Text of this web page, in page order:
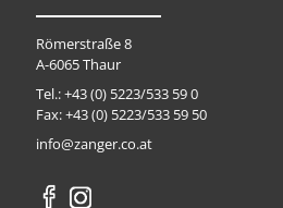
Römerstraße 8
A-6065 Thaur
Tel.: +43 (0) 5223/533 59 0
Fax: +43 (0) 5223/533 59 50
info@zanger.co.at